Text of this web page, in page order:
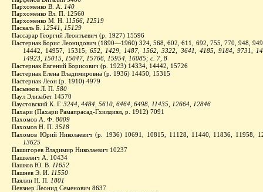
Пархоменко В. А. 140
Пархоменко Вл. П. 12560
Пархоменко М. Н. 11566, 12519
Паскаль Б. 12541, 15129
Пассарар Георгий Леонтьевич (р. 1927) 15596
Пастернак Борис Леонидович (1890—1960) 324, 568, 602, 611, 692, 755, 770, 948,
14442, 14957, 15315;652, 1429, 1487, 1562, 3322, 3641, 4185, 9184, 9731,
14923, 15015, 15047, 15766, 15954, 16085; с. 7, 8
Пастернак Евгений Борисович (р. 1923) 14334, 14442, 15726
Пастернак Елена Владимировна (р. 1936) 14450, 15315
Пастернак Леон (р. 1910) 4979
Пасынков Л. П. 580
Паул Элизабет 14570
Паустовский К. Г. 3244, 4484, 5610, 6464, 6498, 11435, 12664, 12846
Пахари (Пахари Рамапрасад-Гхилдиял, р. 1912) 7091
Пахомов А. Ф. 8009
Пахомов Н. П. 3518
Пахомов Юрий Николаевич (р. 1936) 10691, 10815, 11128, 11440, 11836, 11958,
13625
Пашигорев Владимир Николаевич 10237
Пашкевич А. 10434
Пашков Ю. В. 11652
Пашнев Э. И. 11550
Паялин Н. П. 1801
Певзнер Леонид Семенович 8637